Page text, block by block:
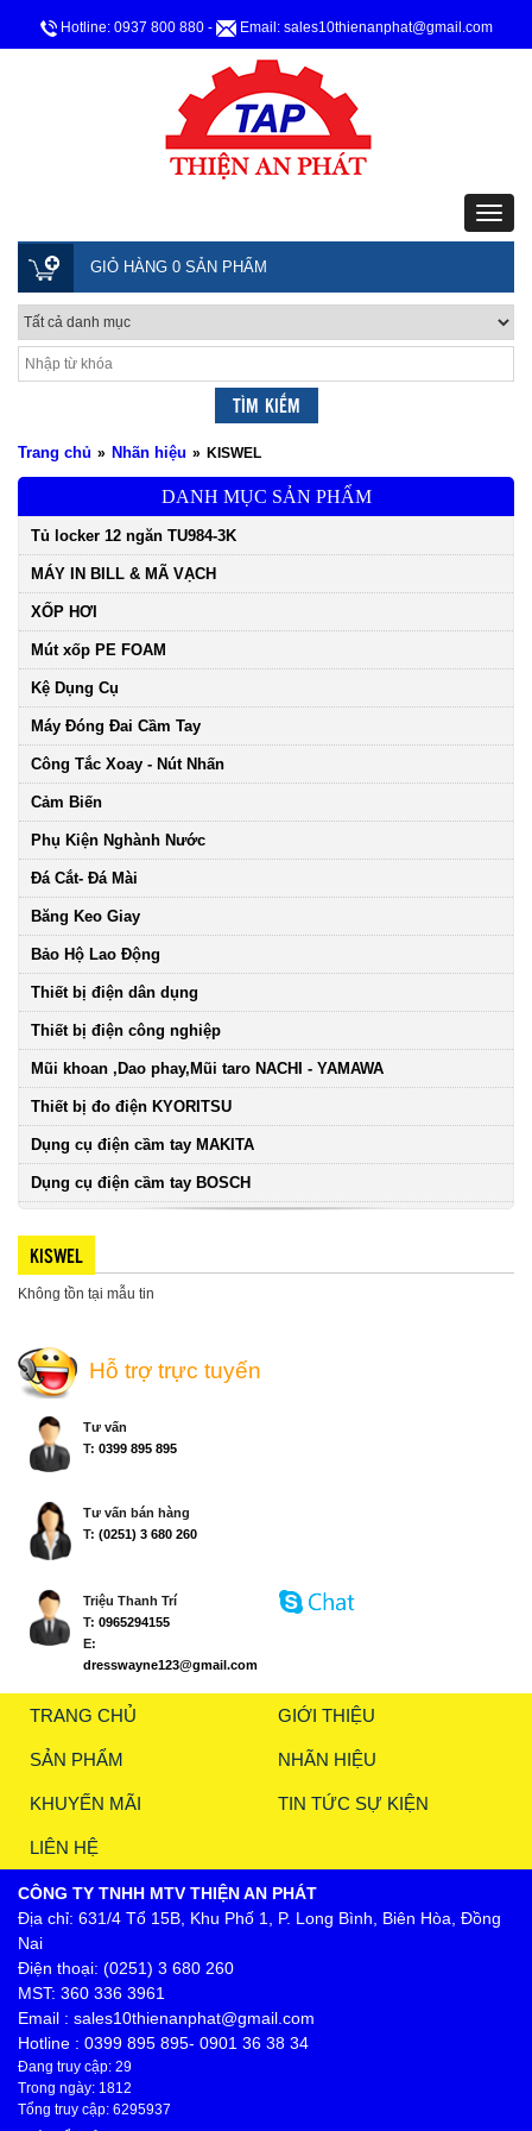
Hotline: 0937 800 880 - Email: sales10thienanphat@gmail.com
GIỎ HÀNG 0 SẢN PHẨM
Trang chủ » Nhãn hiệu » KISWEL
DANH MỤC SẢN PHẨM
Tủ locker 12 ngăn TU984-3K
MÁY IN BILL & MÃ VẠCH
XỐP HƠI
Mút xốp PE FOAM
Kệ Dụng Cụ
Máy Đóng Đai Cầm Tay
Công Tắc Xoay - Nút Nhấn
Cảm Biến
Phụ Kiện Nghành Nước
Đá Cắt- Đá Mài
Băng Keo Giay
Bảo Hộ Lao Động
Thiết bị điện dân dụng
Thiết bị điện công nghiệp
Mũi khoan ,Dao phay,Mũi taro NACHI - YAMAWA
Thiết bị đo điện KYORITSU
Dụng cụ điện cầm tay MAKITA
Dụng cụ điện cầm tay BOSCH
KISWEL
Không tồn tại mẫu tin
Hỗ trợ trực tuyến
Tư vấn
T: 0399 895 895
Tư vấn bán hàng
T: (0251) 3 680 260
Triệu Thanh Trí
T: 0965294155
E:
dresswayne123@gmail.com
TRANG CHỦ GIỚI THIỆU
SẢN PHẨM NHÃN HIỆU
KHUYẾN MÃI TIN TỨC SỰ KIỆN
LIÊN HỆ
CÔNG TY TNHH MTV THIỆN AN PHÁT
Địa chỉ: 631/4 Tổ 15B, Khu Phố 1, P. Long Bình, Biên Hòa, Đồng
Nai
Điện thoại: (0251) 3 680 260
MST: 360 336 3961
Email : sales10thienanphat@gmail.com
Hotline : 0399 895 895- 0901 36 38 34
Đang truy cập: 29
Trong ngày: 1812
Tổng truy cập: 6295937